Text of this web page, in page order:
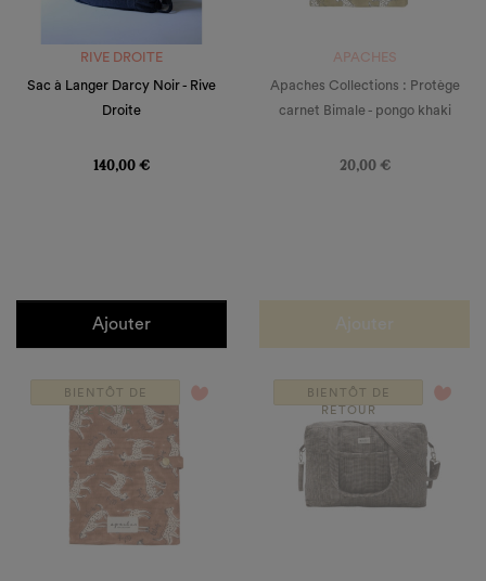
RIVE DROITE
Sac à Langer Darcy Noir - Rive
Droite
140,00 €
Ajouter
APACHES
Apaches Collections : Protège
carnet Bimale - pongo khaki
20,00 €
BIENTÔT DE
RETOUR
favorite_border
BIENTÔT DE
RETOUR
favorite_border